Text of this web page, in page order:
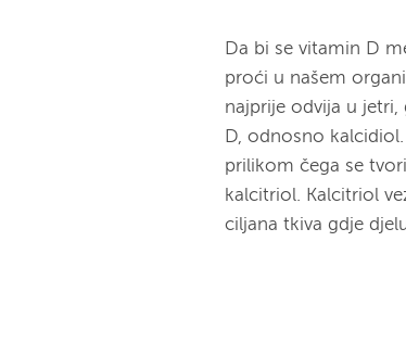
Da bi se vitamin D
proći u našem
najprije odvija u
D, odnosno
prilikom čega se
kalcitriol. Kalcitriol
ciljana tkiva gdje